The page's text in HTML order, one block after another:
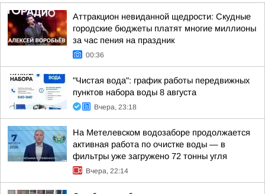
Аттракцион невиданной щедрости: Скудные
городские бюджеты платят многие миллионы
за час пения на праздник
00:36
"Чистая вода": график работы передвижных
пунктов набора воды 8 августа
Вчера, 23:18
На Метелевском водозаборе продолжается
активная работа по очистке воды — в
фильтры уже загружено 72 тонны угля
Вчера, 22:14